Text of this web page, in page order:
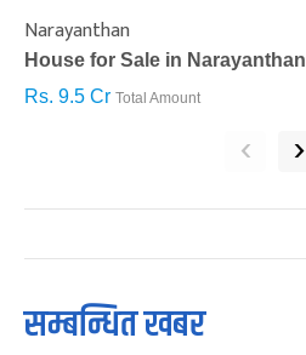
Narayanthan
House for Sale in Narayanthan
Rs. 9.5 Cr Total Amount
‹ ›
सम्बन्धित खबर